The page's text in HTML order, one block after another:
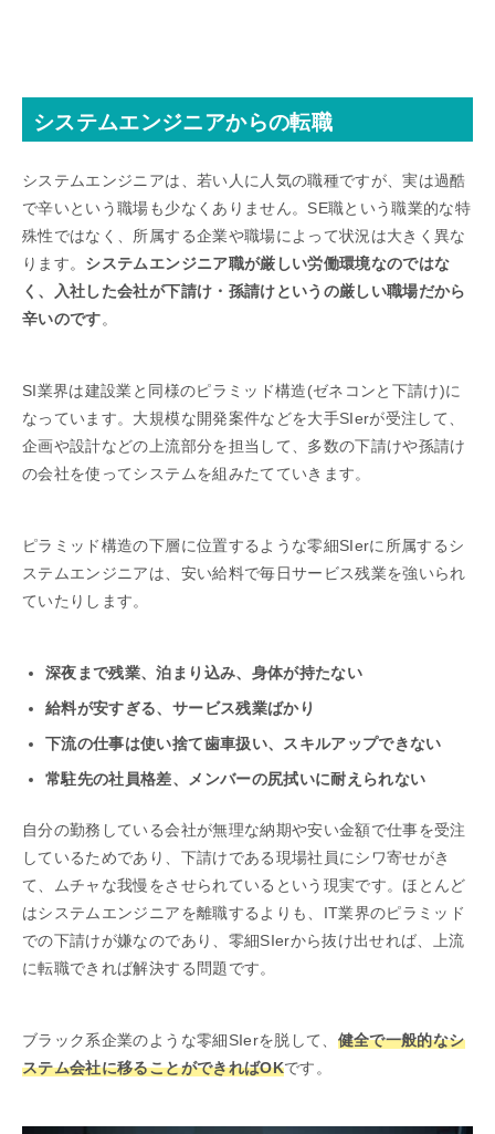
システムエンジニアからの転職
システムエンジニアは、若い人に人気の職種ですが、実は過酷
で辛いという職場も少なくありません。SE職という職業的な特
殊性ではなく、所属する企業や職場によって状況は大きく異な
ります。 システムエンジニア職が厳しい労働環境なのではな
く、入社した会社が下請け・孫請けというの厳しい職場だから
辛いのです。
SI業界は建設業と同様のピラミッド構造(ゼネコンと下請け)に
なっています。大規模な開発案件などを大手SIerが受注して、
企画や設計などの上流部分を担当して、多数の下請けや孫請け
の会社を使ってシステムを組みたてていきます。
ピラミッド構造の下層に位置するような零細SIerに所属するシ
ステムエンジニアは、安い給料で毎日サービス残業を強いられ
ていたりします。
深夜まで残業、泊まり込み、身体が持たない
給料が安すぎる、サービス残業ばかり
下流の仕事は使い捨て歯車扱い、スキルアップできない
常駐先の社員格差、メンバーの尻拭いに耐えられない
自分の勤務している会社が無理な納期や安い金額で仕事を受注
しているためであり、下請けである現場社員にシワ寄せがき
て、ムチャな我慢をさせられているという現実です。ほとんど
はシステムエンジニアを離職するよりも、IT業界のピラミッド
での下請けが嫌なのであり、零細SIerから抜け出せれば、上流
に転職できれば解決する問題です。
ブラック系企業のような零細SIerを脱して、 健全で一般的なシ
ステム会社に移ることができればOKです。